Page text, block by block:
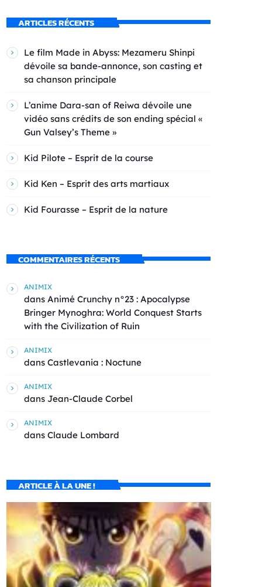
ARTICLES RÉCENTS
Le film Made in Abyss: Mezameru Shinpi
dévoile sa bande-annonce, son casting et
sa chanson principale
L’anime Dara-san of Reiwa dévoile une
vidéo sans crédits de son ending spécial «
Gun Valsey’s Theme »
Kid Pilote – Esprit de la course
Kid Ken – Esprit des arts martiaux
Kid Fourasse – Esprit de la nature
COMMENTAIRES RÉCENTS
ANIMIX
dans Animé Crunchy n°23 : Apocalypse
Bringer Mynoghra: World Conquest Starts
with the Civilization of Ruin
ANIMIX
dans Castlevania : Noctune
ANIMIX
dans Jean-Claude Corbel
ANIMIX
dans Claude Lombard
ARTICLE À LA UNE !